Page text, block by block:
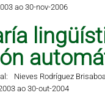
ao 30-nov-2006
Nieves Rodríguez Brisaboa
ao 30-out-2004